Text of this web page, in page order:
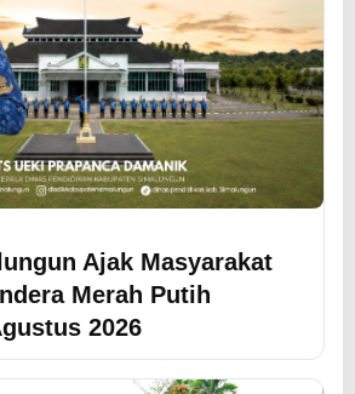
Ajak Masyarakat
Merah Putih
2026